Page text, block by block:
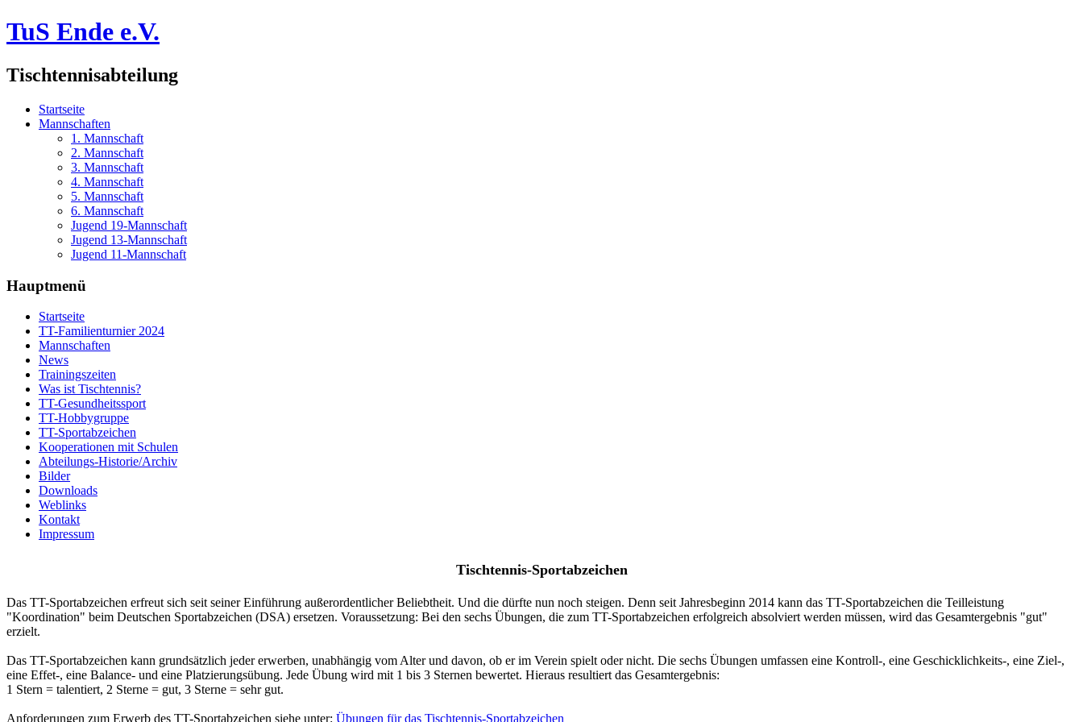
TuS Ende e.V.
Tischtennisabteilung
Startseite
Mannschaften
1. Mannschaft
2. Mannschaft
3. Mannschaft
4. Mannschaft
5. Mannschaft
6. Mannschaft
Jugend 19-Mannschaft
Jugend 13-Mannschaft
Jugend 11-Mannschaft
Hauptmenü
Startseite
TT-Familienturnier 2024
Mannschaften
News
Trainingszeiten
Was ist Tischtennis?
TT-Gesundheitssport
TT-Hobbygruppe
TT-Sportabzeichen
Kooperationen mit Schulen
Abteilungs-Historie/Archiv
Bilder
Downloads
Weblinks
Kontakt
Impressum
Tischtennis-Sportabzeichen
Das TT-Sportabzeichen erfreut sich seit seiner Einführung außerordentlicher Beliebtheit. Und die dürfte nun noch steigen. Denn seit Jahresbeginn 2014 kann das TT-Sportabzeichen die Teilleistung
"Koordination" beim Deutschen Sportabzeichen (DSA) ersetzen. Voraussetzung: Bei den sechs Übungen, die zum TT-Sportabzeichen erfolgreich absolviert werden müssen, wird das Gesamtergebnis "gut"
erzielt.
Das TT-Sportabzeichen kann grundsätzlich jeder erwerben, unabhängig vom Alter und davon, ob er im Verein spielt oder nicht. Die sechs Übungen umfassen eine Kontroll-, eine Geschicklichkeits-, eine Ziel-,
eine Effet-, eine Balance- und eine Platzierungsübung. Jede Übung wird mit 1 bis 3 Sternen bewertet. Hieraus resultiert das Gesamtergebnis:
1 Stern = talentiert, 2 Sterne = gut, 3 Sterne = sehr gut.
Anforderungen zum Erwerb des TT-Sportabzeichen siehe unter: Übungen für das Tischtennis-Sportabzeichen